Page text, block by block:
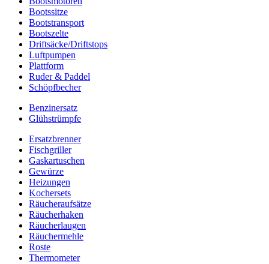
Bootssitze
Bootstransport
Bootszelte
Driftsäcke/Driftstops
Luftpumpen
Plattform
Ruder & Paddel
Schöpfbecher
Benzinersatz
Glühstrümpfe
Ersatzbrenner
Fischgriller
Gaskartuschen
Gewürze
Heizungen
Kochersets
Räucheraufsätze
Räucherhaken
Räucherlaugen
Räuchermehle
Roste
Thermometer